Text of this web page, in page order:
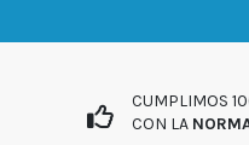
CUMPLIMOS
CON LA